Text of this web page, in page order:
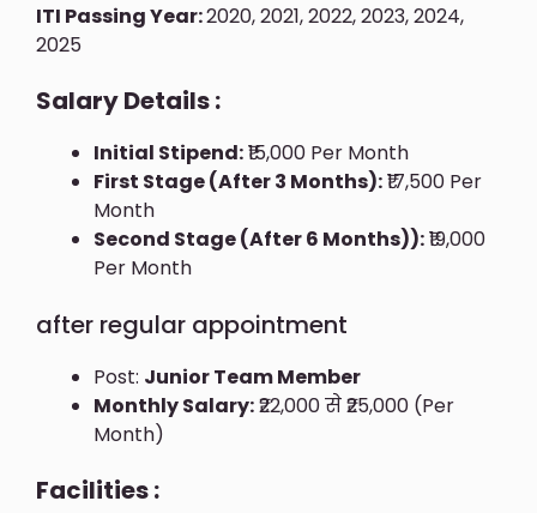
ITI Passing Year:2020, 2021, 2022, 2023, 2024,
2025
Salary Details :
Initial Stipend:₹15,000 Per Month
First Stage (after 3 Months):₹17,500 Per
Month
Second Stage (after 6 Months)):₹19,000
Per Month
after regular appointment
Post: Junior Team Member
Monthly Salary:₹22,000 से ₹25,000 (per
Month)
Facilities :